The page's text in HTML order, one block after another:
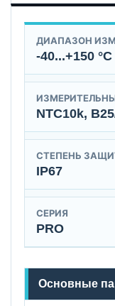
ДИАПАЗОН
-40...+150 °C
NTC10k,
СТЕПЕНЬ
IP67
СЕРИЯ
PRO
Основные